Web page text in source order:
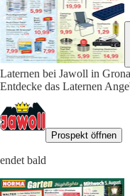
Laternen bei Jawoll in
Entdecke das Laternen
Prospekt öffnen
endet bald